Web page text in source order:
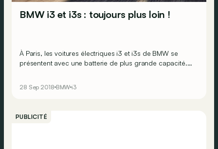
BMW i3 et i3s : toujours plus loin !
À Paris, les voitures électriques i3 et i3s de BMW se
présentent avec une batterie de plus grande capacité.
i3 présentée en 2013.
28 Sep 2018 BMW i3
PUBLICITÉ